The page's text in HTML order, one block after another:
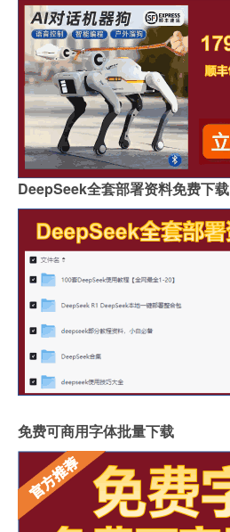
DeepSeek全套部署资料免费下载
免费可商用字体批量下载